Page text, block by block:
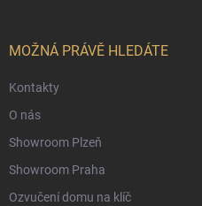
MOŽNÁ PRÁVĚ HLEDÁTE
Kontakty
O nás
Showroom Plzeň
Showroom Praha
Ozvučení domu na klíč